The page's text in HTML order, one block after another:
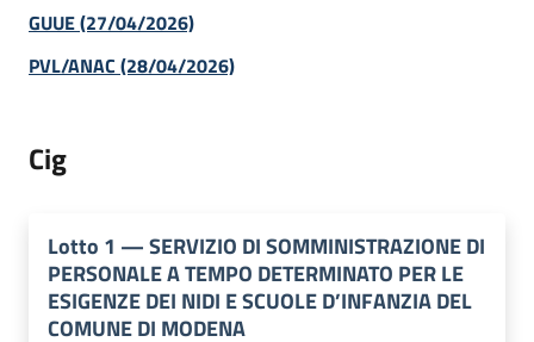
GUUE (27/04/2026)
PVL/ANAC (28/04/2026)
Cig
Lotto 1 —SERVIZIO DI SOMMINISTRAZIONE DI
PERSONALE A TEMPO DETERMINATO PER LE
ESIGENZE DEI NIDI E SCUOLE D’INFANZIA DEL
COMUNE DI MODENA